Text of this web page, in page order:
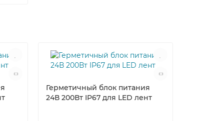
Герметичный блок питания
24В 200Вт IP67 для LED лент